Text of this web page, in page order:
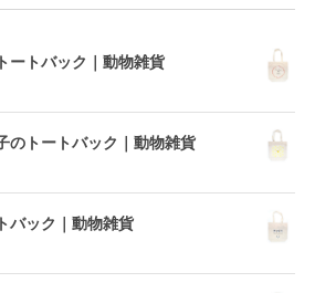
ートバック｜動物雑貨
のトートバック｜動物雑貨
バック｜動物雑貨